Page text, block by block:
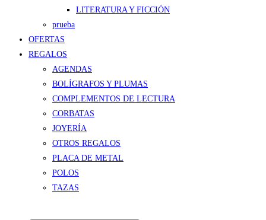
LITERATURA Y FICCIÓN
prueba
OFERTAS
REGALOS
AGENDAS
BOLÍGRAFOS Y PLUMAS
COMPLEMENTOS DE LECTURA
CORBATAS
JOYERÍA
OTROS REGALOS
PLACA DE METAL
POLOS
TAZAS